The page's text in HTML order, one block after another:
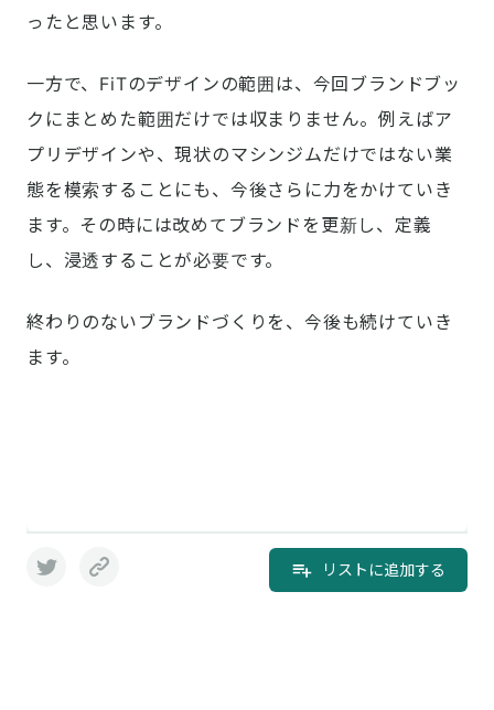
ったと思います。
一方で、FiTのデザインの範囲は、今回ブランドブッ
クにまとめた範囲だけでは収まりません。例えばア
プリデザインや、現状のマシンジムだけではない業
態を模索することにも、今後さらに力をかけていき
ます。その時には改めてブランドを更新し、定義
し、浸透することが必要です。
終わりのないブランドづくりを、今後も続けていき
ます。
リストに追加する